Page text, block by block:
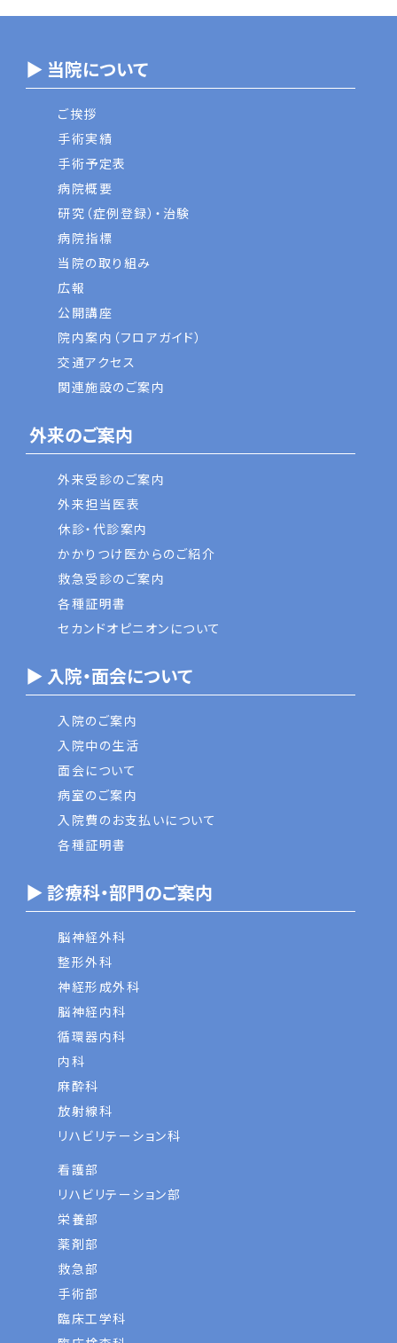
▶ 当院について
ご挨拶
手術実績
手術予定表
病院概要
研究（症例登録）・治験
病院指標
当院の取り組み
広報
公開講座
院内案内（フロアガイド）
交通アクセス
関連施設のご案内
外来のご案内
外来受診のご案内
外来担当医表
休診・代診案内
かかりつけ医からのご紹介
救急受診のご案内
各種証明書
セカンドオピニオンについて
▶ 入院・面会について
入院のご案内
入院中の生活
面会について
病室のご案内
入院費のお支払いについて
各種証明書
▶ 診療科・部門のご案内
脳神経外科
整形外科
神経形成外科
脳神経内科
循環器内科
内科
麻酔科
放射線科
リハビリテーション科
看護部
リハビリテーション部
栄養部
薬剤部
救急部
手術部
臨床工学科